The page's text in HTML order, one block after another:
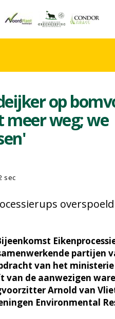
op
meer weg; we
sec
partijen
van het ministerie
van de aanwezigen
Arnold van
Environmental